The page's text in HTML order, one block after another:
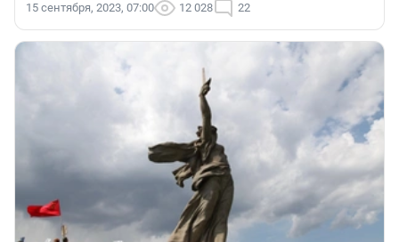
15 сентября, 2023, 07:00 12 028 22